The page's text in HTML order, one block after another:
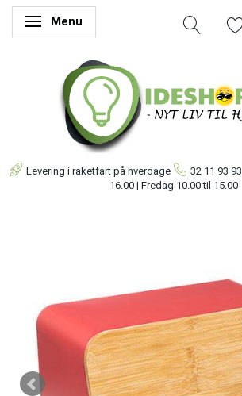
Skifte navigation
Menu
Levering i raketfart på hverdage 32 11 93 93
16.00 | Fredag 10.00 til 15.00